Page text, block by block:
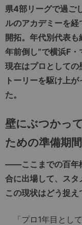
県4部リーグで過ご
ルのアカデミーを
開拓。年代別代表
年前倒し”で横浜F・
現在はプロとしての
トーリーを駆け上
た。
壁にぶつかっ
ための準備期間
――ここまでの百年
合に出場して、スタ
この現状はどう捉え
「プロ1年目とし